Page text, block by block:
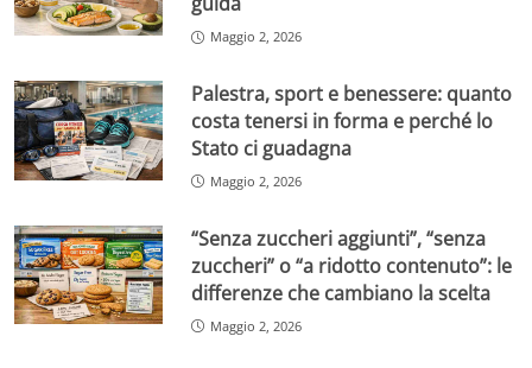
Maggio 2, 2026
Palestra, sport e benessere: quanto
costa tenersi in forma e perché lo
Stato ci guadagna
Maggio 2, 2026
“Senza zuccheri aggiunti”, “senza
zuccheri” o “a ridotto contenuto”: le
differenze che cambiano la scelta
Maggio 2, 2026